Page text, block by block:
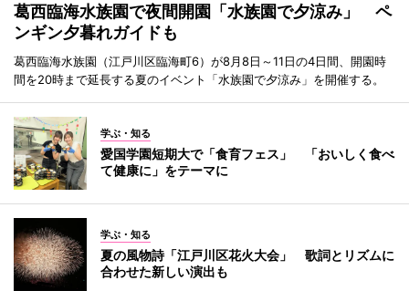
葛西臨海水族園で夜間開園「水族園で夕涼み」 ペ
ンギン夕暮れガイドも
葛西臨海水族園（江戸川区臨海町6）が8月8日～11日の4日間、開園時
間を20時まで延長する夏のイベント「水族園で夕涼み」を開催する。
学ぶ・知る
愛国学園短期大で「食育フェス」 「おいしく食べ
て健康に」をテーマに
学ぶ・知る
夏の風物詩「江戸川区花火大会」 歌詞とリズムに
合わせた新しい演出も